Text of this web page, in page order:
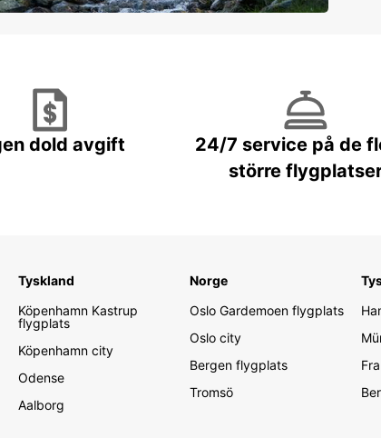
dold avgift
24/7 service på de
större
Tyskland
Köpenhamn Kastrup
flygplats
Köpenhamn city
Odense
Aalborg
Norge
Oslo Gardemoen flygplats
Oslo city
Bergen flygplats
Tromsö